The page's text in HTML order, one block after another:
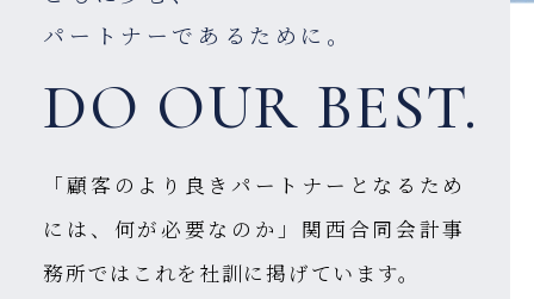
パートナーであるために。
DO OUR BEST.
「顧客のより良きパートナーとなるため
には、何が必要なのか」 関西合同会計事
務所ではこれを社訓に掲げています。